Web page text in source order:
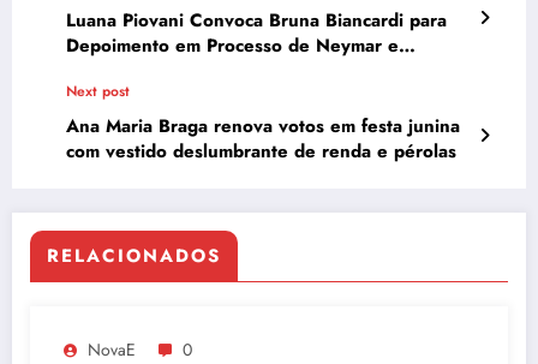
Luana Piovani Convoca Bruna Biancardi para
Depoimento em Processo de Neymar e
Next post
Ana Maria Braga renova votos em festa junina
com vestido deslumbrante de renda e pérolas
RELACIONADOS
NovaE 0